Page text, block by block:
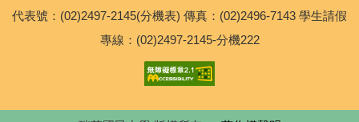
代表號：(02)2497-2145(分機表) 傳真：(02)2496-7143 學生請假
專線：(02)2497-2145-分機222